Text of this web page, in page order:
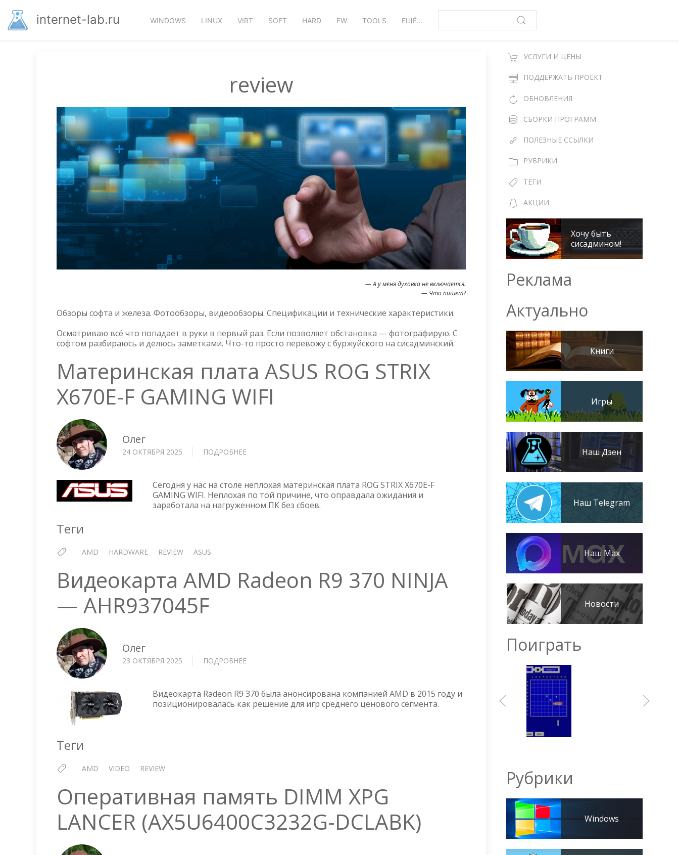
основномуinternet-lab.ru WINDOWS LINUX VIRT SOFT HARD FW TOOLS ЕЩЁ…
review
— А у меня духовка не включается.
— Что пишет?
Обзоры софта и железа. Фотообзоры, видеообзоры. Спецификации и технические характеристики.
Осматриваю всё что попадает в руки в первый раз. Если позволяет обстановка — фотографирую. С
софтом разбираюсь и делюсь заметками. Что-то просто перевожу с буржуйского на сисадминский.
Материнская плата ASUS ROG STRIX
X670E-F GAMING WIFI
Олег
24 ОКТЯБРЯ 2025 ПОДРОБНЕЕ
ASUS
ROG
STRIX
Сегодня у нас на столе неплохая материнская плата ROG STRIX X670E-F
GAMING WIFI. Неплохая по той причине, что оправдала ожидания и
заработала на нагруженном ПК без сбоев.
Теги
AMD HARDWARE REVIEW ASUS
Видеокарта AMD Radeon R9 370 NINJA
— AHR937045F
Олег
23 ОКТЯБРЯ 2025 ПОДРОБНЕЕ
RADEON
R9
Видеокарта Radeon R9 370 была анонсирована компанией AMD в 2015 году и
позиционировалась как решение для игр среднего ценового сегмента.
Теги
AMD VIDEO REVIEW
Оперативная память DIMM XPG
LANCER (AX5U6400C3232G-DCLABK)
УСЛУГИ И ЦЕНЫ
ПОДДЕРЖАТЬ ПРОЕКТ
ОБНОВЛЕНИЯ
СБОРКИ ПРОГРАММ
ПОЛЕЗНЫЕ ССЫЛКИ
РУБРИКИ
ТЕГИ
АКЦИИ
Хочу быть
сисадмином!
Реклама
Актуально
Книги
Игры
Наш Дзен
Наш Telegram
Наш Max
Новости
Поиграть
Рубрики
Windows